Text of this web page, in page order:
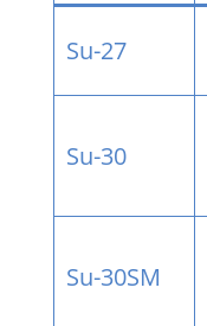
Su-27
Su-30
Su-30SM